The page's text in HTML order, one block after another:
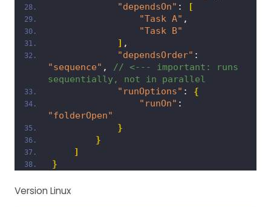
"dependsOn" :
[
"Task A" ,
"Task B"
] ,
"dependsOrder"
"sequence" , // <--- important: runs
sequentially, not in parallel
"runOptions" : {
"runOn"
"folderOpen"
}
}
]
}
Version Linux